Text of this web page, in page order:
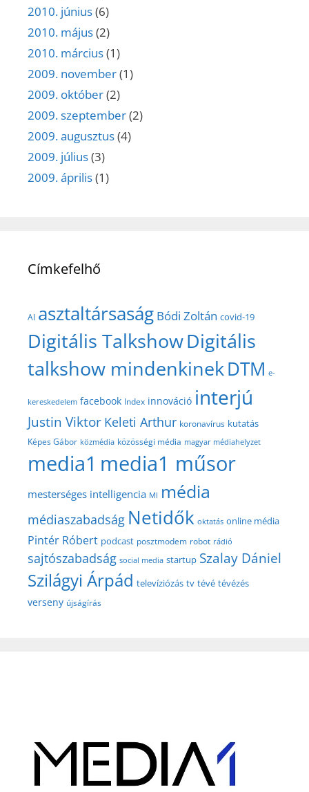
2010. június(6)
2010. május(2)
2010. március(1)
2009. november(1)
2009. október(2)
2009. szeptember(2)
2009. augusztus(4)
2009. július(3)
2009. április(1)
Címkefelhő
AI asztaltársaság Bódi Zoltán covid-19
Digitális TalkshowDigitális
talkshow mindenkinekDTM e-
kereskedelem facebook Index innováció interjú
Justin Viktor Keleti Arthur koronavírus kutatás
Képes Gábor közmédia közösségi média magyar médiahelyzet
media1 media1 műsor
mesterséges intelligencia MI média
médiaszabadság Netidők oktatás online média
Pintér Róbert podcast posztmodem robot rádió
sajtószabadság social media startup Szalay Dániel
Szilágyi Árpád televíziózás tv tévé tévézés
verseny újságírás